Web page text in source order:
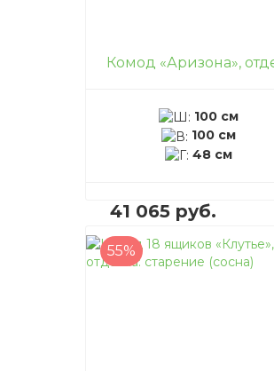
100 см
100 см
48 см
41 065 руб.
– + В корзину
55%